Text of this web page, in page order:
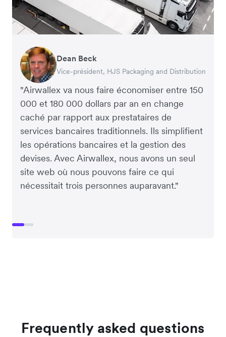
"Airwallex va nous faire économiser entre 150
000 et 180 000 dollars par an en change
caché par rapport aux prestataires de
services bancaires traditionnels. Ils simplifient
les opérations bancaires et la gestion des
devises. Avec Airwallex, nous avons un seul
site web où nous pouvons faire ce qui
nécessitait trois personnes auparavant."
Dean Beck
Vice-président, HJS Packaging and Distribution
Hari Polavarapu
PDG, Taxila Stone
Murray Kester
PDG, Cosmetics Now – eCommerce
Gauri Nanda
PDG, Clocky
Frequently asked questions